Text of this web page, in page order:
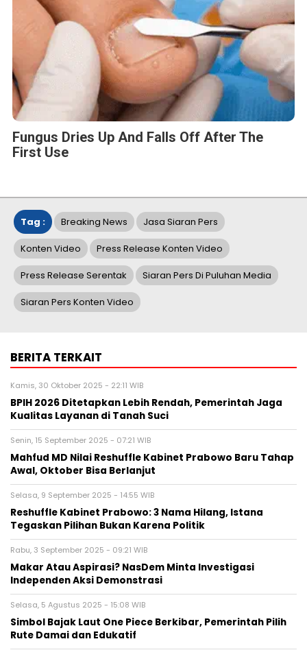
Fungus Dries Up And Falls Off After The
First Use
Tag : Breaking News Jasa Siaran Pers
Konten Video Press Release Konten Video
Press Release Serentak Siaran Pers Di Puluhan Media
Siaran Pers Konten Video
BERITA TERKAIT
Kamis, 30 Oktober 2025 - 22:11 WIB
BPIH 2026 Ditetapkan Lebih Rendah, Pemerintah Jaga
Kualitas Layanan di Tanah Suci
Senin, 15 September 2025 - 07:21 WIB
Mahfud MD Nilai Reshuffle Kabinet Prabowo Baru Tahap
Awal, Oktober Bisa Berlanjut
Selasa, 9 September 2025 - 14:55 WIB
Reshuffle Kabinet Prabowo: 3 Nama Hilang, Istana
Tegaskan Pilihan Bukan Karena Politik
Rabu, 3 September 2025 - 09:21 WIB
Makar Atau Aspirasi? NasDem Minta Investigasi
Independen Aksi Demonstrasi
Selasa, 5 Agustus 2025 - 15:08 WIB
Simbol Bajak Laut One Piece Berkibar, Pemerintah Pilih
Rute Damai dan Edukatif